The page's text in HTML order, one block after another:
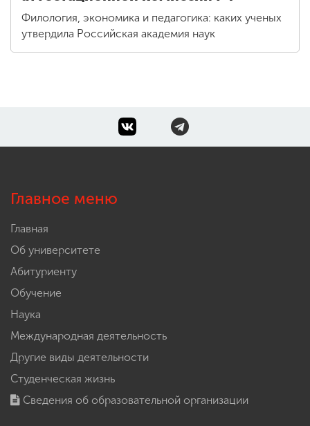
Филология, экономика и педагогика: каких ученых
утвердила Российская академия наук
Главное меню
Главная
Об университете
Абитуриенту
Обучение
Наука
Международная деятельность
Другие виды деятельности
Студенческая жизнь
Сведения об образовательной организации